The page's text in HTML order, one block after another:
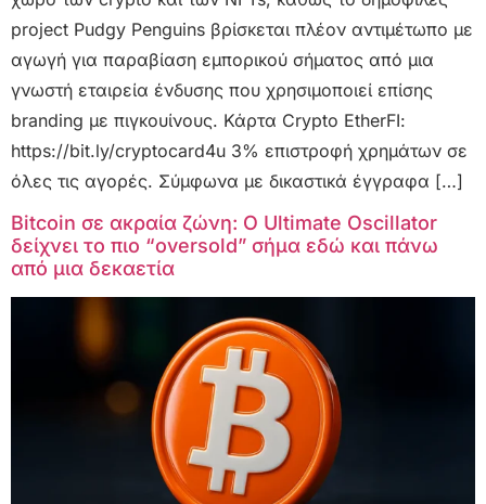
project Pudgy Penguins βρίσκεται πλέον αντιμέτωπο με
αγωγή για παραβίαση εμπορικού σήματος από μια
γνωστή εταιρεία ένδυσης που χρησιμοποιεί επίσης
branding με πιγκουίνους. Κάρτα Crypto EtherFI:
https://bit.ly/cryptocard4u 3% επιστροφή χρημάτων σε
όλες τις αγορές. Σύμφωνα με δικαστικά έγγραφα […]
Bitcoin σε ακραία ζώνη: Ο Ultimate Oscillator
δείχνει το πιο “oversold” σήμα εδώ και πάνω
από μια δεκαετία